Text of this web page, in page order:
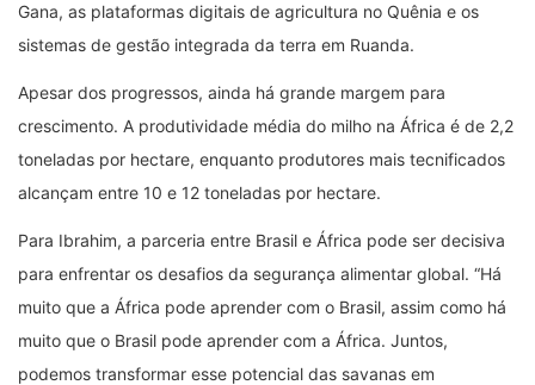
Gana, as plataformas digitais de agricultura no Quênia e os
sistemas de gestão integrada da terra em Ruanda.
Apesar dos progressos, ainda há grande margem para
crescimento. A produtividade média do milho na África é de 2,2
toneladas por hectare, enquanto produtores mais tecnificados
alcançam entre 10 e 12 toneladas por hectare.
Para Ibrahim, a parceria entre Brasil e África pode ser decisiva
para enfrentar os desafios da segurança alimentar global. “Há
muito que a África pode aprender com o Brasil, assim como há
muito que o Brasil pode aprender com a África. Juntos,
podemos transformar esse potencial das savanas em